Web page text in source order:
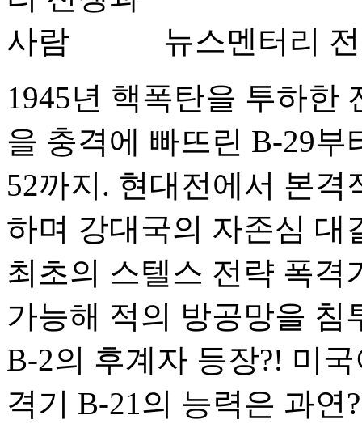
뉴스멘터리
1945년 핵폭탄을 투하한
을 충격에 빠뜨린 B-29
52까지. 현대전에서 본
하며 강대국의 자존심 대
최초의 스텔스 전략 폭격
가능해 적의 방공망을 침
B-2의 후계자 등장?! 미
격기 B-21의 능력은 과연